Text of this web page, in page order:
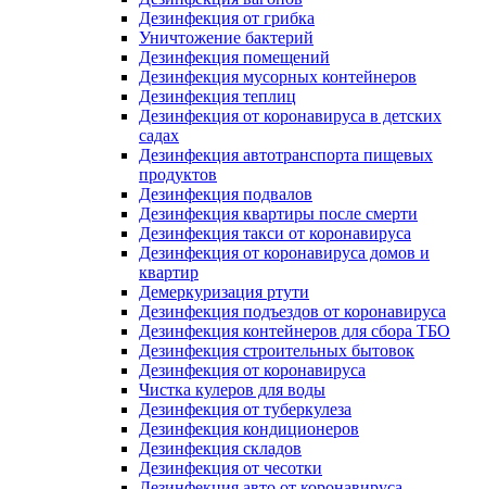
Дезинфекция от грибка
Уничтожение бактерий
Дезинфекция помещений
Дезинфекция мусорных контейнеров
Дезинфекция теплиц
Дезинфекция от коронавируса в детских
садах
Дезинфекция автотранспорта пищевых
продуктов
Дезинфекция подвалов
Дезинфекция квартиры после смерти
Дезинфекция такси от коронавируса
Дезинфекция от коронавируса домов и
квартир
Демеркуризация ртути
Дезинфекция подъездов от коронавируса
Дезинфекция контейнеров для сбора ТБО
Дезинфекция строительных бытовок
Дезинфекция от коронавируса
Чистка кулеров для воды
Дезинфекция от туберкулеза
Дезинфекция кондиционеров
Дезинфекция складов
Дезинфекция от чесотки